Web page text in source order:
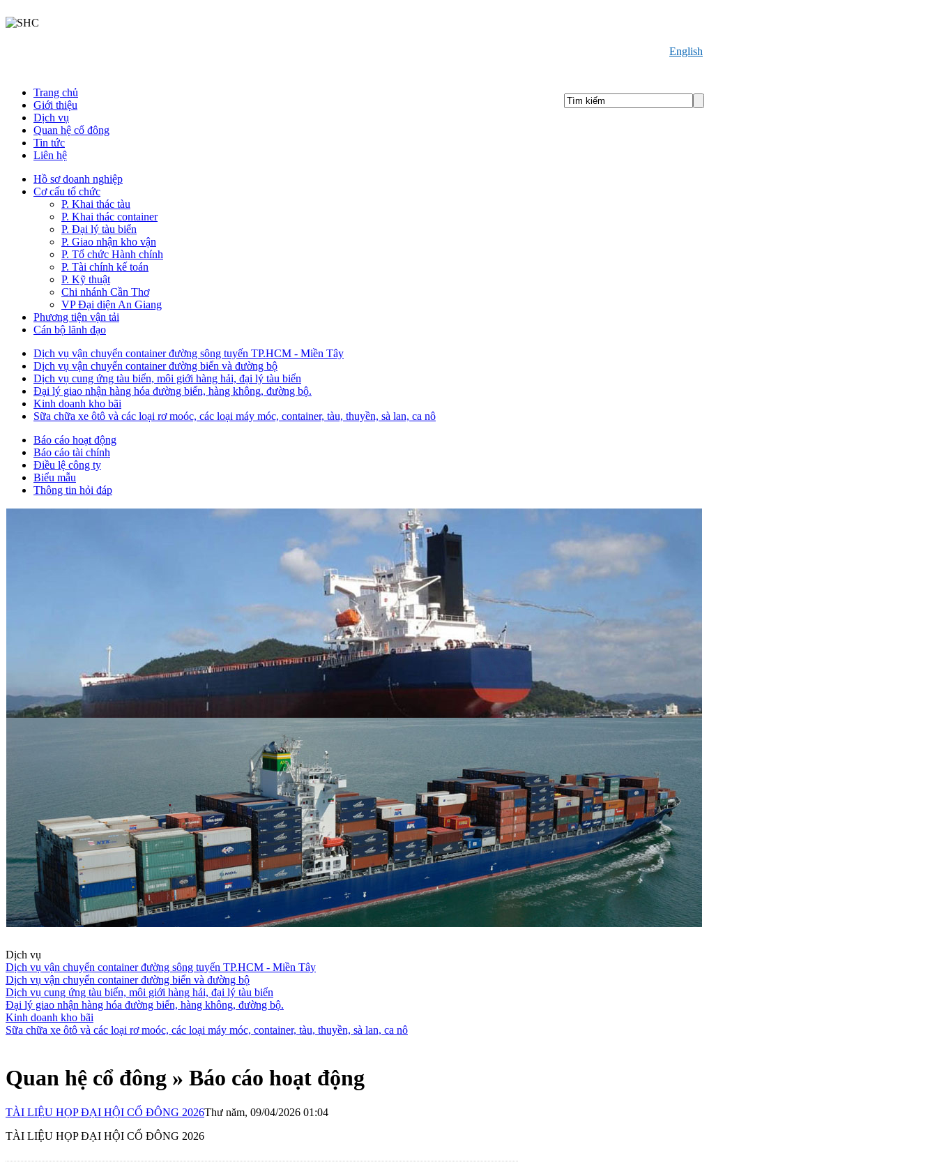
English
Trang chủ
Giới thiệu
Dịch vụ
Quan hệ cổ đông
Tin tức
Liên hệ
Hồ sơ doanh nghiệp
Cơ cấu tổ chức
P. Khai thác tàu
P. Khai thác container
P. Đại lý tàu biển
P. Giao nhận kho vận
P. Tổ chức Hành chính
P. Tài chính kế toán
P. Kỹ thuật
Chi nhánh Cần Thơ
VP Đại diện An Giang
Phương tiện vận tải
Cán bộ lãnh đạo
Dịch vụ vận chuyển container đường sông tuyến TP.HCM - Miền Tây
Dịch vụ vận chuyển container đường biển và đường bộ
Dịch vụ cung ứng tàu biển, môi giới hàng hải, đại lý tàu biển
Đại lý giao nhận hàng hóa đường biển, hàng không, đường bộ.
Kinh doanh kho bãi
Sữa chữa xe ôtô và các loại rơ moóc, các loại máy móc, container, tàu, thuyền, sà lan, ca nô
Báo cáo hoạt động
Báo cáo tài chính
Điều lệ công ty
Biểu mẫu
Thông tin hỏi đáp
Dịch vụ
Dịch vụ vận chuyển container đường sông tuyến TP.HCM - Miền Tây
Dịch vụ vận chuyển container đường biển và đường bộ
Dịch vụ cung ứng tàu biển, môi giới hàng hải, đại lý tàu biển
Đại lý giao nhận hàng hóa đường biển, hàng không, đường bộ.
Kinh doanh kho bãi
Sữa chữa xe ôtô và các loại rơ moóc, các loại máy móc, container, tàu, thuyền, sà lan, ca nô
Quan hệ cổ đông » Báo cáo hoạt động
TÀI LIỆU HỌP ĐẠI HỘI CỔ ĐÔNG 2026Thư năm, 09/04/2026 01:04
TÀI LIỆU HỌP ĐẠI HỘI CỔ ĐÔNG 2026